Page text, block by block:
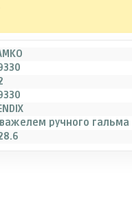
ручного гальма